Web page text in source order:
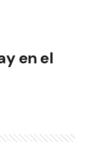
en el